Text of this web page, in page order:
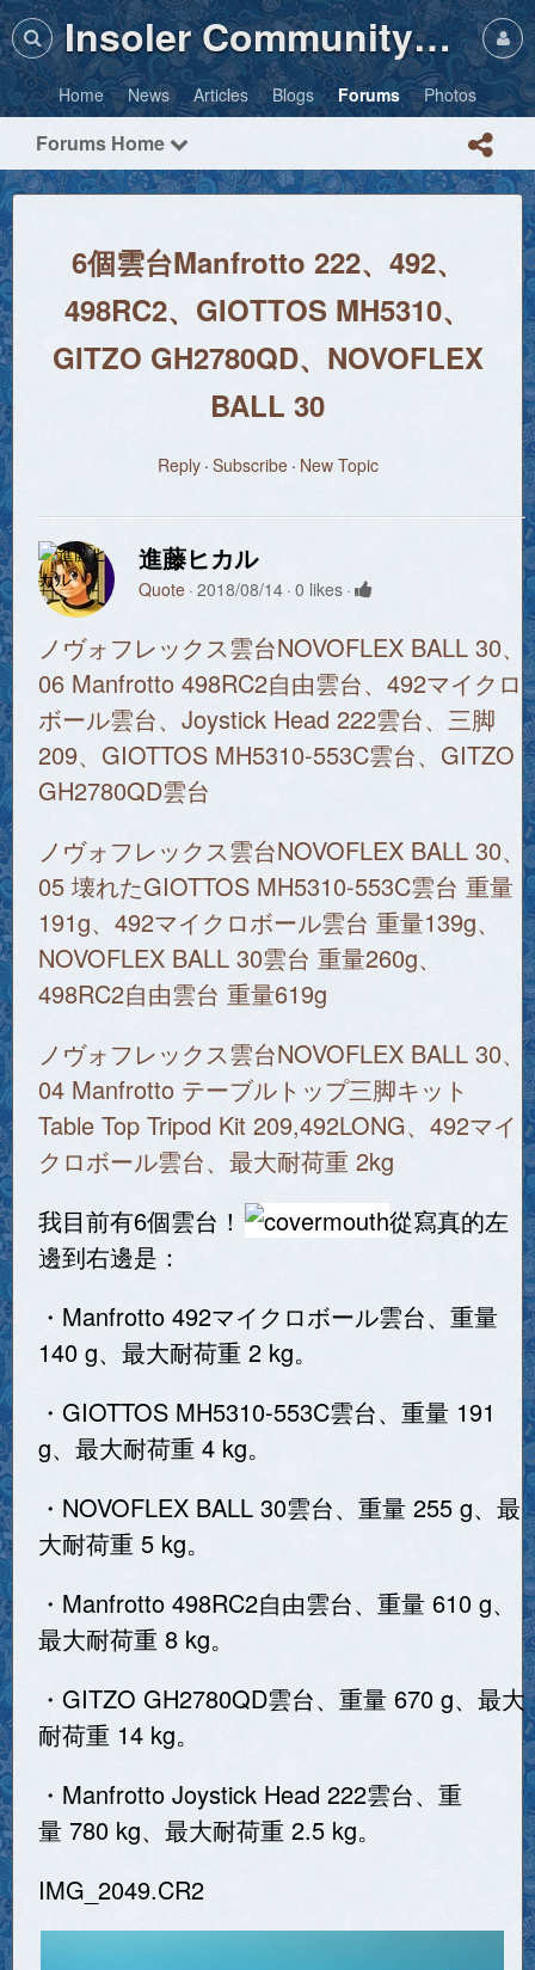
Insoler Community・Photos
Home News Articles Blogs Forums Photos
Forums Home
6個雲台Manfrotto 222、492、
498RC2、GIOTTOS MH5310、
GITZO GH2780QD、NOVOFLEX
BALL 30
Reply Subscribe New Topic
進藤ヒカル
Quote 2018/08/14 0 likes
ノヴォフレックス雲台NOVOFLEX BALL 30、
06 Manfrotto 498RC2自由雲台、492マイクロ
ボール雲台、Joystick Head 222雲台、三脚
209、GIOTTOS MH5310-553C雲台、GITZO
GH2780QD雲台
ノヴォフレックス雲台NOVOFLEX BALL 30、
05 壊れたGIOTTOS MH5310-553C雲台 重量
191g、492マイクロボール雲台 重量139g、
NOVOFLEX BALL 30雲台 重量260g、
498RC2自由雲台 重量619g
ノヴォフレックス雲台NOVOFLEX BALL 30、
04 Manfrotto テーブルトップ三脚キット
Table Top Tripod Kit 209,492LONG、492マイ
クロボール雲台、最大耐荷重 2kg
我目前有6個雲台！
從寫真的左
邊到右邊是：
・Manfrotto 492マイクロボール雲台、重量
140 g、最大耐荷重 2 kg。
・GIOTTOS MH5310-553C雲台、重量 191
g、最大耐荷重 4 kg。
・NOVOFLEX BALL 30雲台、重量 255 g、最
大耐荷重 5 kg。
・Manfrotto 498RC2自由雲台、重量 610 g、
最大耐荷重 8 kg。
・GITZO GH2780QD雲台、重量 670 g、最大
耐荷重 14 kg。
・Manfrotto Joystick Head 222雲台、重
量 780 kg、最大耐荷重 2.5 kg。
IMG_2049.CR2